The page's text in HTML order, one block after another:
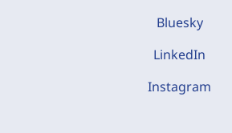
Bluesky
LinkedIn
Instagram